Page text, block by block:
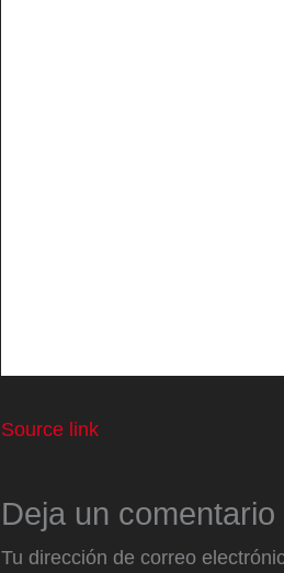
Source link
Deja un comentario
Tu dirección de correo